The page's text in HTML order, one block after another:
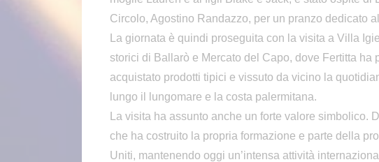
Circolo, Agostino Randazzo, per un pranzo dedicato
La giornata è quindi proseguita con la visita a Villa
storici di Ballarò e Mercato del Capo, dove Fertitta ha
acquistato prodotti tipici e vissuto da vicino la
lungo il lungomare e la costa palermitana.
La visita ha assunto anche un forte valore simbolico.
che ha costruito la propria formazione e parte della
Uniti, mantenendo oggi un’intensa attività